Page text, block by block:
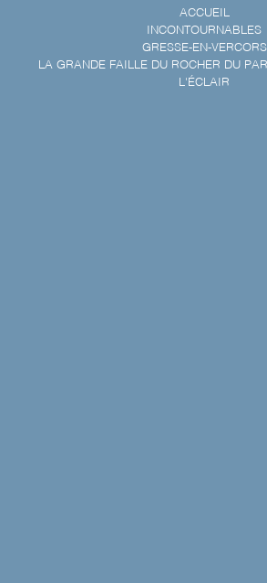
ACCUEIL
INCONTOURNABLES
GRESSE-EN-VERCORS
LA GRANDE FAILLE DU ROCHER DU
L'ÉCLAIR